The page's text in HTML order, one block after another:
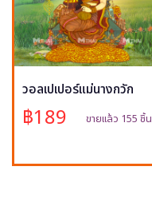
วอลเปเปอร์แม่นางกวัก
฿189 ขายแล้ว 155 ชิ้น